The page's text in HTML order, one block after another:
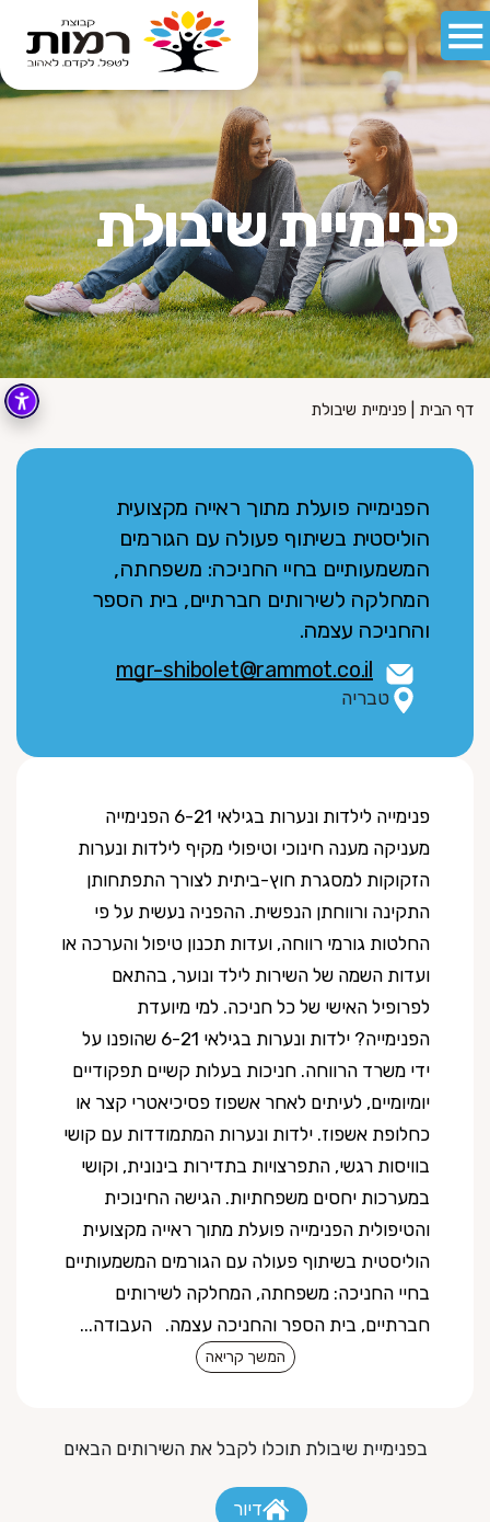
פנימיית שיבולת
דף הבית פנימיית שיבולת
הפנימייה פועלת מתוך ראייה מקצועית
הוליסטית בשיתוף פעולה עם הגורמים
המשמעותיים בחיי החניכה: משפחתה,
המחלקה לשירותים חברתיים, בית הספר
והחניכה עצמה.
mgr-shibolet@rammot.co.il
טבריה
פנימייה לילדות ונערות בגילאי 6-21 הפנימייה
מעניקה מענה חינוכי וטיפולי מקיף לילדות ונערות
הזקוקות למסגרת חוץ-ביתית לצורך התפתחותן
התקינה ורווחתן הנפשית. ההפניה נעשית על פי
החלטות גורמי רווחה, ועדות תכנון טיפול והערכה או
ועדות השמה של השירות לילד ונוער, בהתאם
לפרופיל האישי של כל חניכה. למי מיועדת
הפנימייה? ילדות ונערות בגילאי 6-21 שהופנו על
ידי משרד הרווחה. חניכות בעלות קשיים תפקודיים
יומיומיים, לעיתים לאחר אשפוז פסיכיאטרי קצר או
כחלופת אשפוז. ילדות ונערות המתמודדות עם קושי
בוויסות רגשי, התפרצויות בתדירות בינונית, וקושי
במערכות יחסים משפחתיות. הגישה החינוכית
והטיפולית הפנימייה פועלת מתוך ראייה מקצועית
הוליסטית בשיתוף פעולה עם הגורמים המשמעותיים
בחיי החניכה: משפחתה, המחלקה לשירותים
חברתיים, בית הספר והחניכה עצמה. העבודה...
המשך קריאה
בפנימיית שיבולת תוכלו לקבל את השירותים הבאים
דיור